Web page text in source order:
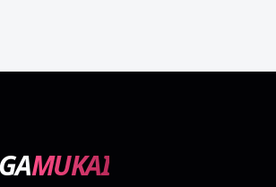
MUKAI